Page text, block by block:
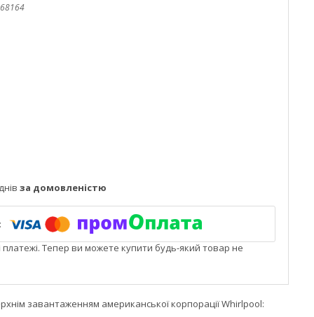
за домовленістю
платежі. Тепер ви можете купити будь-який товар не
завантаженням американської корпорації Whirlpool: